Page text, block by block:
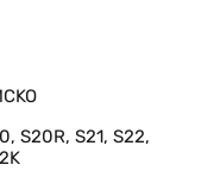
S20R, S21, S22,